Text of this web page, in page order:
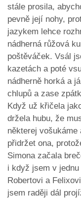
stále prosila,
pevně její nohy,
jazykem lehce
nádherná růžová
poštěváček. Vsál
kazetách a poté
nádherně horká a
chlupů a zase
Když už křičela
držela hubu, že
některej
přidržet ona,
Simona začala
i když jsem v
Robertovi a
jsem raději dál